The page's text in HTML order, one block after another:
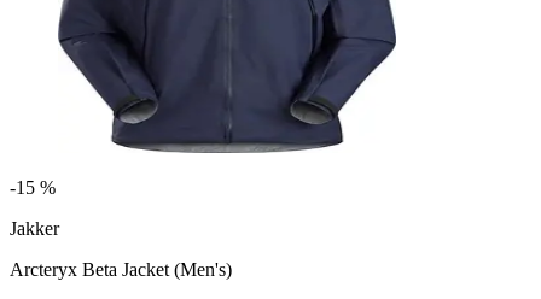
-15 %
Jakker
Arcteryx Beta Jacket (Men's)